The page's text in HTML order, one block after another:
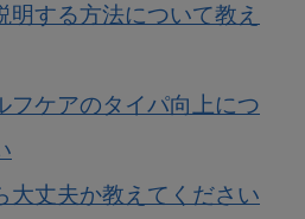
明する方法について教え
フケアのタイパ向上につ
大丈夫か教えてください